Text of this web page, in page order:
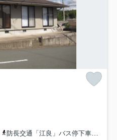
防長交通「江良」バス停下車 徒歩5分